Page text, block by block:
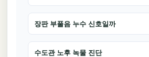
장판 부풀음 누수 신호일까
수도관 노후 녹물 진단